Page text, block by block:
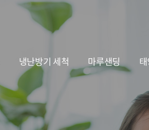
냉난방기 세척 마루샌딩